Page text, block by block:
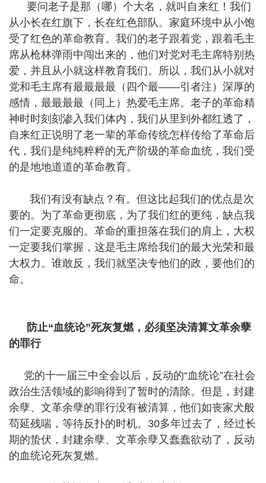
要问老子是那（哪）个大名，就叫自来红！我们
从小长在红旗下，长在红色部队。家庭环境中从小饱
受了红色的革命教育。我们的老子跟着党，跟着毛主
席从枪林弹雨中闯出来的，他们对党对毛主席特别热
爱，并且从小就这样教育我们。所以，我们从小就对
党和毛主席有最最最最（四个最——引者注）深厚的
感情，最最最最（同上）热爱毛主席。老子的革命精
神时时刻刻渗入我们体内，我们从里到外都红透了，
自来红正说明了老一辈的革命传统怎样传给了革命后
代，我们是纯纯粹粹的无产阶级的革命血统，我们受
的是地地道道的革命教育。
我们有没有缺点？有。但这比起我们的优点是次
要的。为了革命更彻底，为了我们红的更纯，缺点我
们一定要克服的。革命的重担落在我们的肩上，大权
一定要我们掌握，这是毛主席给我们的最大光荣和最
大权力。谁敢反，我们就坚决专他们的政，要他们的
命。
防止“血统论”死灰复燃，必须坚决清算文革余孽
的罪行
党的十一届三中全会以后，反动的“血统论”在社会
政治生活领域的影响得到了暂时的清除。但是，封建
余孽、文革余孽的罪行没有被清算，他们如丧家犬般
苟延残喘，等待反扑的时机。30多年过去了，经过长
期的蛰伏，封建余孽、文革余孽又蠢蠢欲动了，反动
的血统论死灰复燃。